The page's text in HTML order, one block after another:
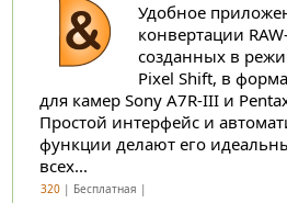
Удобное
конвертации
созданных в
Pixel Shift, в
для камер Sony A7R-III и
Простой интерфейс и
функции делают его
всех...
320| Бесплатная |